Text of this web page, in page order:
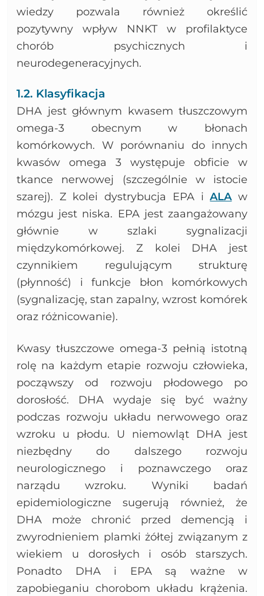
wiedzy pozwala również określić
pozytywny wpływ NNKT w profilaktyce
chorób psychicznych i
neurodegeneracyjnych.
1.2. Klasyfikacja
DHA jest głównym kwasem tłuszczowym
omega-3 obecnym w błonach
komórkowych. W porównaniu do innych
kwasów omega 3 występuje obficie w
tkance nerwowej (szczególnie w istocie
szarej). Z kolei dystrybucja EPA iALA w
mózgu jest niska. EPA jest zaangażowany
głównie w szlaki sygnalizacji
międzykomórkowej. Z kolei DHA jest
czynnikiem regulującym strukturę
(płynność) i funkcje błon komórkowych
(sygnalizację, stan zapalny, wzrost komórek
oraz różnicowanie).
Kwasy tłuszczowe omega-3 pełnią istotną
rolę na każdym etapie rozwoju człowieka,
począwszy od rozwoju płodowego po
dorosłość. DHA wydaje się być ważny
podczas rozwoju układu nerwowego oraz
wzroku u płodu. U niemowląt DHA jest
niezbędny do dalszego rozwoju
neurologicznego i poznawczego oraz
narządu wzroku. Wyniki badań
epidemiologiczne sugerują również, że
DHA może chronić przed demencją i
zwyrodnieniem plamki żółtej związanym z
wiekiem u dorosłych i osób starszych.
Ponadto DHA i EPA są ważne w
zapobieganiu chorobom układu krążenia.